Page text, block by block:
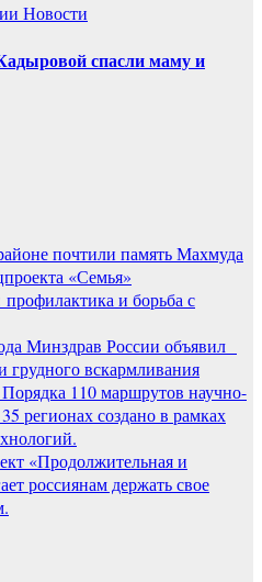
Новости
спасли маму и
почтили память Махмуда
«Семья»
и борьба с
Минздрав России объявил
грудного вскармливания
110 маршрутов научно-
регионах создано в рамках
«Продолжительная и
россиянам держать свое